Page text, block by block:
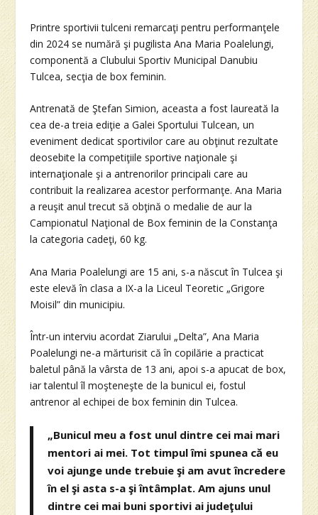
Printre sportivii tulceni remarcaţi pentru performanţele
din 2024 se numără şi pugilista Ana Maria Poalelungi,
componentă a Clubului Sportiv Municipal Danubiu
Tulcea, secţia de box feminin.
Antrenată de Ştefan Simion, aceasta a fost laureată la
cea de-a treia ediţie a Galei Sportului Tulcean, un
eveniment dedicat sportivilor care au obţinut rezultate
deosebite la competiţiile sportive naţionale şi
internaţionale şi a antrenorilor principali care au
contribuit la realizarea acestor performanţe. Ana Maria
a reuşit anul trecut să obţină o medalie de aur la
Campionatul Naţional de Box feminin de la Constanţa
la categoria cadeţi, 60 kg.
Ana Maria Poalelungi are 15 ani, s-a născut în Tulcea şi
este elevă în clasa a IX-a la Liceul Teoretic „Grigore
Moisil” din municipiu.
Într-un interviu acordat Ziarului „Delta”, Ana Maria
Poalelungi ne-a mărturisit că în copilărie a practicat
baletul până la vârsta de 13 ani, apoi s-a apucat de box,
iar talentul îl moşteneşte de la bunicul ei, fostul
antrenor al echipei de box feminin din Tulcea.
„Bunicul meu a fost unul dintre cei mai mari
mentori ai mei. Tot timpul îmi spunea că eu
voi ajunge unde trebuie şi am avut încredere
în el şi asta s-a şi întâmplat. Am ajuns unul
dintre cei mai buni sportivi ai judeţului